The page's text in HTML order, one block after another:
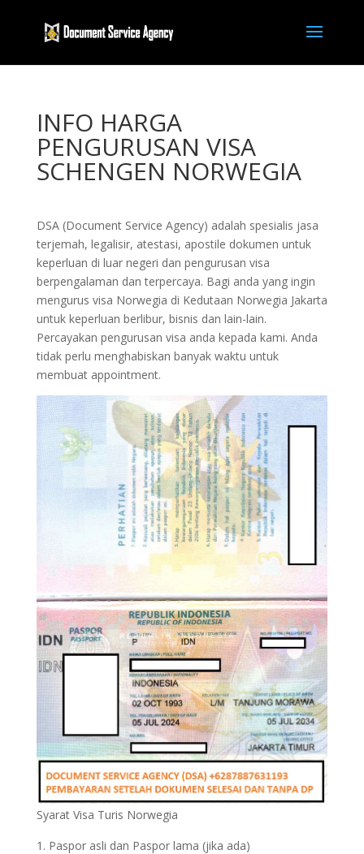
INFO HARGA
PENGURUSAN VISA
SCHENGEN NORWEGIA
DSA (Document Service Agency) adalah spesialis jasa
terjemah, legalisir, atestasi, apostile dokumen untuk
keperluan di luar negeri dan pengurusan visa
berpengalaman dan terpercaya. Bagi anda yang ingin
mengurus visa Norwegia di Kedutaan Norwegia Jakarta
untuk keperluan berlibur, bisnis dan lain-lain.
Percayakan pengurusan visa anda kepada kami. Anda
tidak perlu menghabiskan banyak waktu untuk
membuat appointment.
Syarat Visa Turis Norwegia
Paspor asli dan Paspor lama (jika ada)